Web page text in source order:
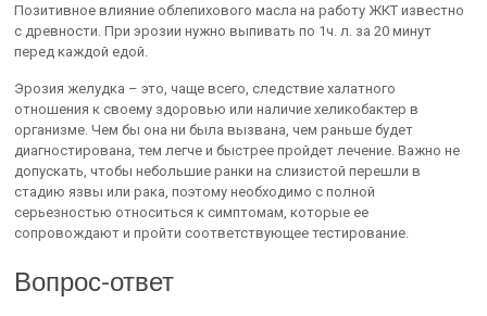
Позитивное влияние облепихового масла на работу ЖКТ известно
с древности. При эрозии нужно выпивать по 1ч. л. за 20 минут
перед каждой едой.
Эрозия желудка – это, чаще всего, следствие халатного
отношения к своему здоровью или наличие хеликобактер в
организме. Чем бы она ни была вызвана, чем раньше будет
диагностирована, тем легче и быстрее пройдет лечение. Важно не
допускать, чтобы небольшие ранки на слизистой перешли в
стадию язвы или рака, поэтому необходимо с полной
серьезностью относиться к симптомам, которые ее
сопровождают и пройти соответствующее тестирование.
Вопрос-ответ